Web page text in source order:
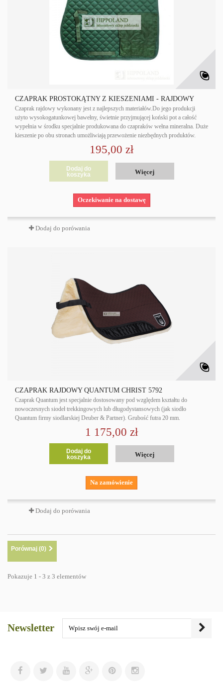
CZAPRAK PROSTOKĄTNY Z KIESZENIAMI - RAJDOWY
Czaprak rajdowy wykonany jest z najlepszych materiałów.Do jego produkcji
użyto wysokogatunkowej bawełny, świetnie przyjmującej koński pot a całość
wypełnia w środku specjalnie produkowana do czapraków wełna mineralna. Duże
kieszenie po obu stronach umożliwiają przewożenie niezbędnych produktów.
195,00 zł
Dodaj do
koszyka
Więcej
Oczekiwanie na dostawę
Dodaj do porówania
CZAPRAK RAJDOWY QUANTUM CHRIST 5792
Czaprak Quantum jest specjalnie dostosowany pod względem kształtu do
nowoczesnych siodeł trekkingowych lub długodystansowych (jak siodło
Quantum firmy siodlarskiej Deuber & Partner). Grubość futra 20 mm.
1 175,00 zł
Dodaj do
koszyka
Więcej
Na zamówienie
Dodaj do porówania
Porównaj (0)
Pokazuje 1 - 3 z 3 elementów
Newsletter